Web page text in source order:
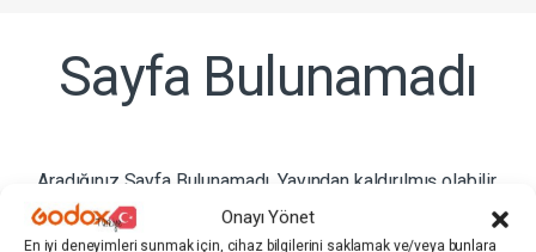
Onayı Yönet
En iyi deneyimleri sunmak için, cihaz bilgilerini saklamak ve/veya bunlara
Sayfa Bulunamadı
Aradığınız Sayfa Bulunamadı. Yayından kaldırılmış olabilir.
Arama panelinden ilgili ürünü veya sayfayı arayabilirsiniz.